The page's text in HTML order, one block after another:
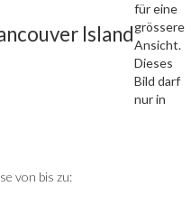
Island
von bis zu:
für eine
grössere
Ansicht.
Dieses
Bild darf
nur in